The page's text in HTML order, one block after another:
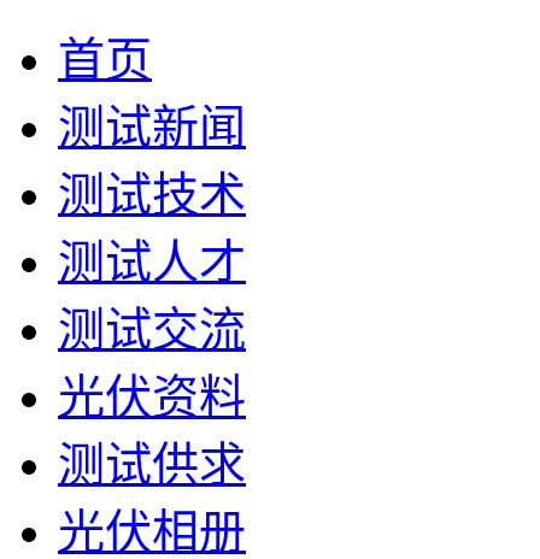
首页
测试新闻
测试技术
测试人才
测试交流
光伏资料
测试供求
光伏相册